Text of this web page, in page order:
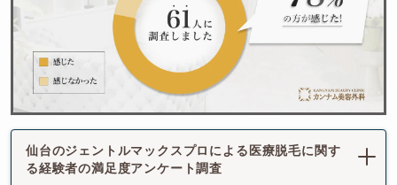
仙台のジェントルマックスプロによる医療脱毛に関す
る経験者の満足度アンケート調査